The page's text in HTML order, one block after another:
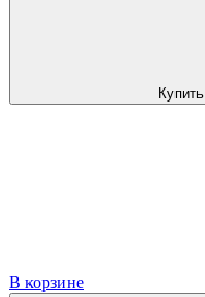
Купить
В корзине